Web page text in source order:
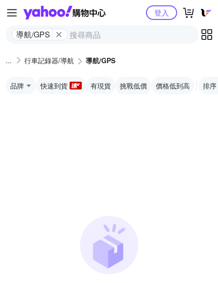
Yahoo購物中心
導航/GPS
登入
行車記錄器/導航 導航/GPS
品牌 快速到貨 有現貨 挑戰低價 價格低到高 排序